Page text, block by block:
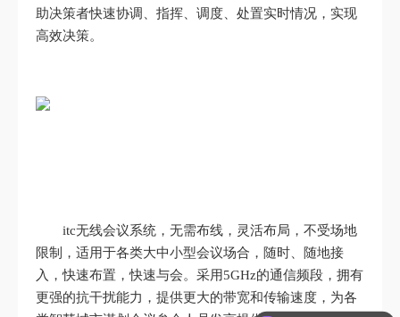
助决策者快速协调、指挥、调度、处置实时情况，实现
高效决策。
itc无线会议系统，无需布线，灵活布局，不受场地
限制，适用于各类大中小型会议场合，随时、随地接
入，快速布置，快速与会。采用5GHz的通信频段，拥有
更强的抗干扰能力，提供更大的带宽和传输速度，为各